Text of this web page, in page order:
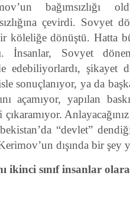
bağımsızlığı
çevirdi.
köleliğe dönüştü. Hatta
İnsanlar, Sovyet
edebiliyorlardı, şikayet
sonuçlanıyor, ya da
açamıyor, yapılan
“devlet”
dışında bir şey
ikinci sınıf insanlar